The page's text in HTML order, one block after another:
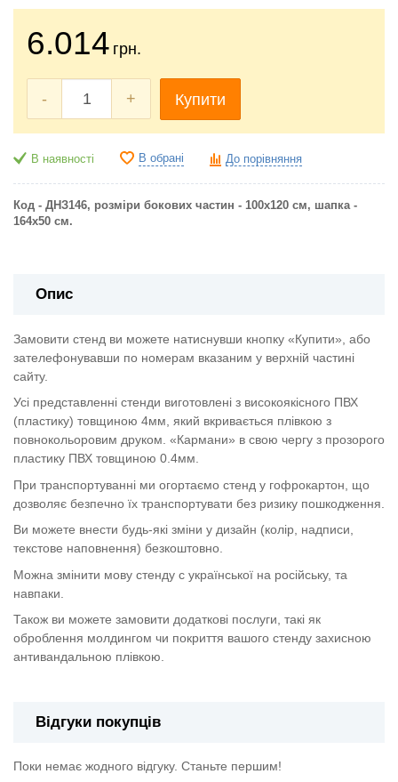
6.014 грн.
- + Купити
В наявності В обрані До порівняння
Код - ДНЗ146, розміри бокових частин - 100х120 см, шапка -
164х50 см.
Опис
Замовити стенд ви можете натиснувши кнопку «Купити», або
зателефонувавши по номерам вказаним у верхній частині
сайту.
Усі представленні стенди виготовлені з високоякісного ПВХ
(пластику) товщиною 4мм, який вкривається плівкою з
повнокольоровим друком. «Кармани» в свою чергу з прозорого
пластику ПВХ товщиною 0.4мм.
При транспортуванні ми огортаємо стенд у гофрокартон, що
дозволяє безпечно їх транспортувати без ризику пошкодження.
Ви можете внести будь-які зміни у дизайн (колір, надписи,
текстове наповнення) безкоштовно.
Можна змінити мову стенду с української на російську, та
навпаки.
Також ви можете замовити додаткові послуги, такі як
оброблення молдингом чи покриття вашого стенду захисною
антивандальною плівкою.
Відгуки покупців
Поки немає жодного відгуку. Станьте першим!